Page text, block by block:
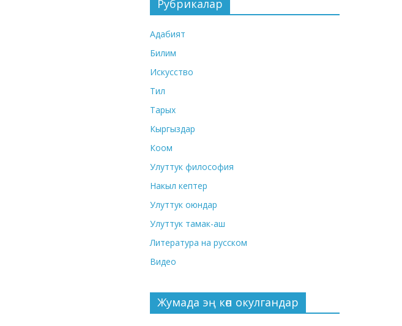
Рубрикалар
Адабият
Билим
Искусство
Тил
Тарых
Кыргыздар
Коом
Улуттук философия
Накыл кептер
Улуттук оюндар
Улуттук тамак-аш
Литература на русском
Видео
Жумада эң көп окулгандар